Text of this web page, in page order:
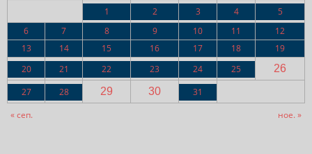
1
2 3 4
5
6
7 8 9 10 11
12
13
14 15 16 17 18
19
20
21 22 23 24 25
26
27
28 29 30
31
« сеп.
ное. »